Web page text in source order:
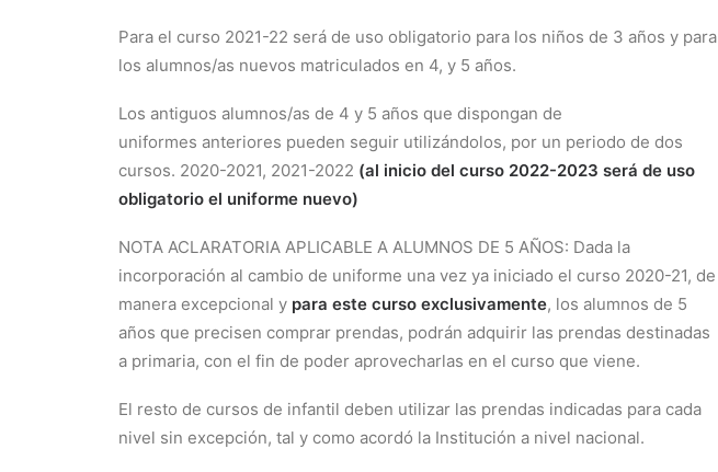
Para el curso 2021-22 será de uso obligatorio para los niños de 3 años y para
los alumnos/as nuevos matriculados en 4, y 5 años.
Los antiguos alumnos/as de 4 y 5 años que dispongan de
uniformes anteriores pueden seguir utilizándolos, por un periodo de dos
cursos. 2020-2021, 2021-2022 (al inicio del curso 2022-2023 será de uso
obligatorio el uniforme nuevo)
NOTA ACLARATORIA APLICABLE A ALUMNOS DE 5 AÑOS: Dada la
incorporación al cambio de uniforme una vez ya iniciado el curso 2020-21, de
manera excepcional y para este curso exclusivamente, los alumnos de 5
años que precisen comprar prendas, podrán adquirir las prendas destinadas
a primaria, con el fin de poder aprovecharlas en el curso que viene.
El resto de cursos de infantil deben utilizar las prendas indicadas para cada
nivel sin excepción, tal y como acordó la Institución a nivel nacional.